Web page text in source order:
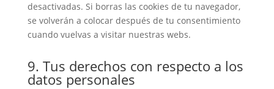
desactivadas. Si borras las cookies de tu navegador,
se volverán a colocar después de tu consentimiento
cuando vuelvas a visitar nuestras webs.
9. Tus derechos con respecto a los
datos personales